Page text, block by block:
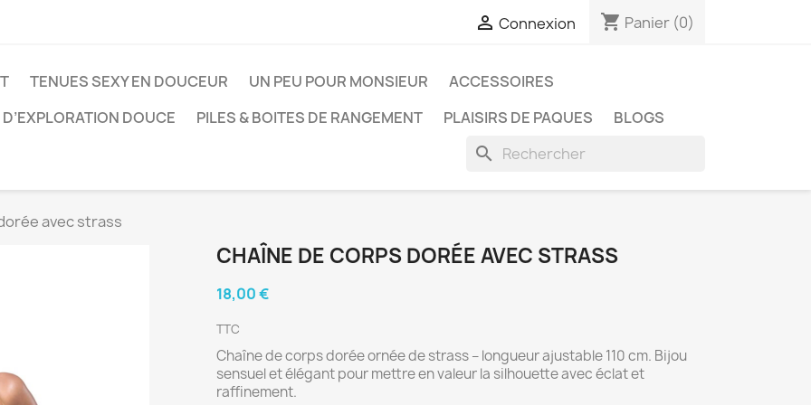
 Connexion shopping_cart Panier (0)
TENUES SEXY EN DOUCEUR UN PEU POUR MONSIEUR
ACCESSOIRES
DOUCE
PILES & BOITES DE RANGEMENT PLAISIRS DE PAQUES BLOGS
search
avec strass
CHAÎNE DE CORPS DORÉE AVEC STRASS
18,00 €
TTC
Chaîne de corps dorée ornée de strass – longueur ajustable 110 cm. Bijou
sensuel et élégant pour mettre en valeur la silhouette avec éclat et
raffinement.